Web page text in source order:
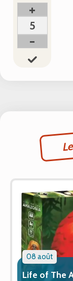
+
5
-
08 août
Life of The